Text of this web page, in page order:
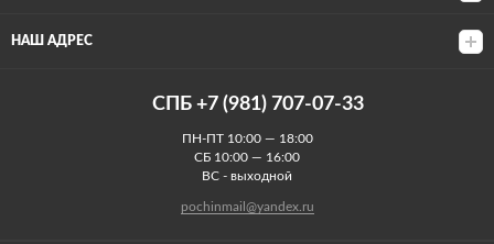
НАШ АДРЕС
СПБ +7 (981) 707-07-33
ПН-ПТ 10:00 — 18:00
СБ 10:00 — 16:00
ВС - выходной
pochinmail@yandex.ru